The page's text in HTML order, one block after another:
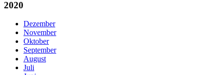
2020
Dezember
November
Oktober
September
August
Juli